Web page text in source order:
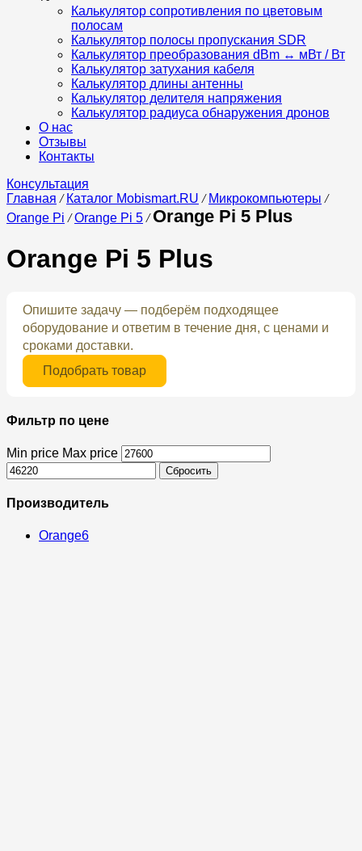
Калькулятор сопротивления по цветовым
полосам
Калькулятор полосы пропускания SDR
Калькулятор преобразования dBm ↔ мВт / Вт
Калькулятор затухания кабеля
Калькулятор длины антенны
Калькулятор делителя напряжения
Калькулятор радиуса обнаружения дронов
О нас
Отзывы
Контакты
Консультация
Главная / Каталог Mobismart.RU / Микрокомпьютеры /
Orange Pi / Orange Pi 5 / Orange Pi 5 Plus
Orange Pi 5 Plus
Опишите задачу — подберём подходящее
оборудование и ответим в течение дня, с ценами и
сроками доставки.
Подобрать товар
Фильтр по цене
Min price Max price
Сбросить
Производитель
Orange6